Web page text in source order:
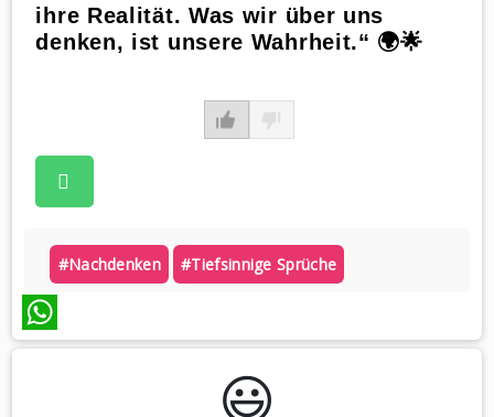
ihre Realität. Was wir über uns
denken, ist unsere Wahrheit.“ 🌍🌟
#nachdenken #tiefsinnige Sprüche
WhatsApp
😃️